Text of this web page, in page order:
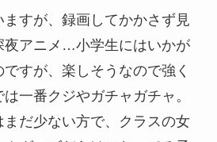
すが、録画してかかさず見
夜アニメ…小学生にはいかが
すが、楽しそうなので強く
一番クジやガチャガチャ。
だ少ない方で、クラスの女